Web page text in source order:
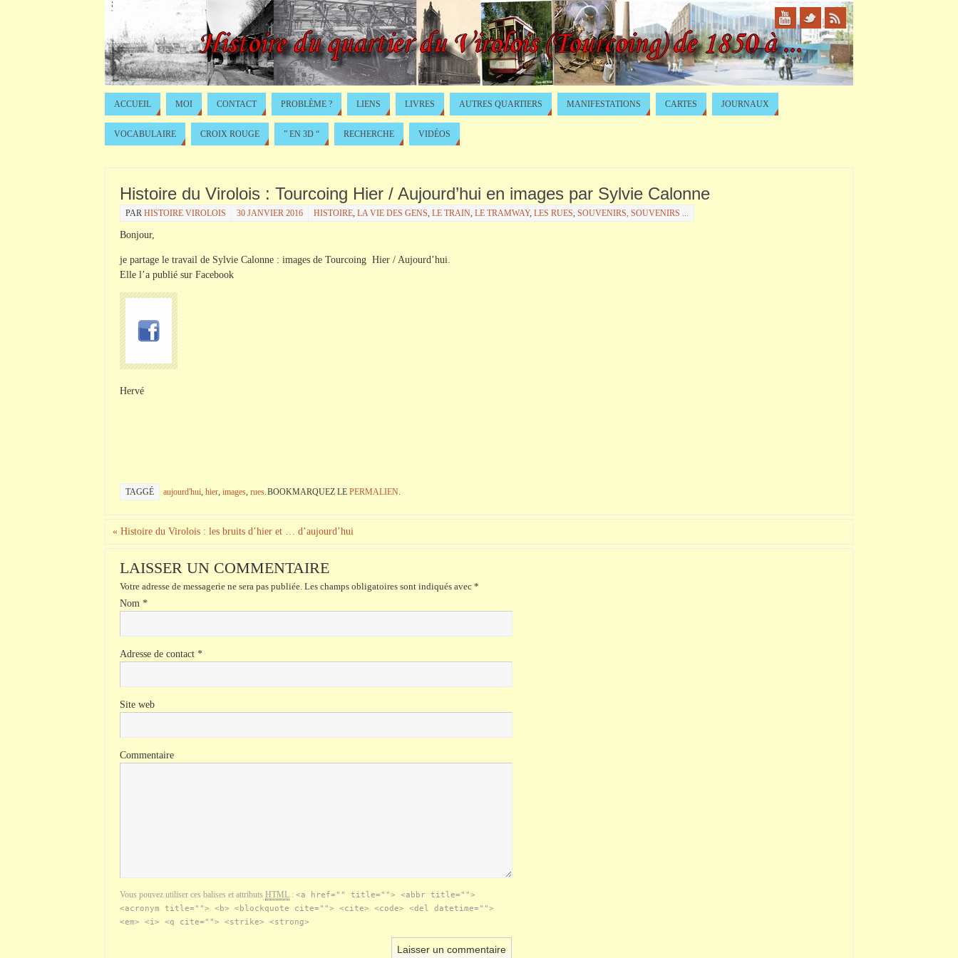
ACCUEIL MOI CONTACT PROBLÈME ? LIENS LIVRES AUTRES QUARTIERS MANIFESTATIONS CARTES JOURNAUX
VOCABULAIRE CROIX ROUGE ” EN 3D “ RECHERCHE VIDÉOS
Histoire du Virolois : Tourcoing Hier / Aujourd’hui en images par Sylvie Calonne
PAR HISTOIRE VIROLOIS 30 JANVIER 2016 HISTOIRE, LA VIE DES GENS, LE TRAIN, LE TRAMWAY, LES RUES, SOUVENIRS, SOUVENIRS ...
Bonjour,
je partage le travail de Sylvie Calonne : images de Tourcoing Hier / Aujourd’hui.
Elle l’a publié sur Facebook
Hervé
TAGGÉ aujourd'hui, hier, images, rues.BOOKMARQUEZ LE PERMALIEN.
« Histoire du Virolois : les bruits d’hier et … d’aujourd’hui
LAISSER UN COMMENTAIRE
Votre adresse de messagerie ne sera pas publiée. Les champs obligatoires sont indiqués avec *
Nom *
Adresse de contact *
Site web
Commentaire
Vous pouvez utiliser ces balises et attributs HTML : <a href="" title=""> <abbr title="">
<acronym title=""> <b> <blockquote cite=""> <cite> <code> <del datetime="">
<em> <i> <q cite=""> <strike> <strong>